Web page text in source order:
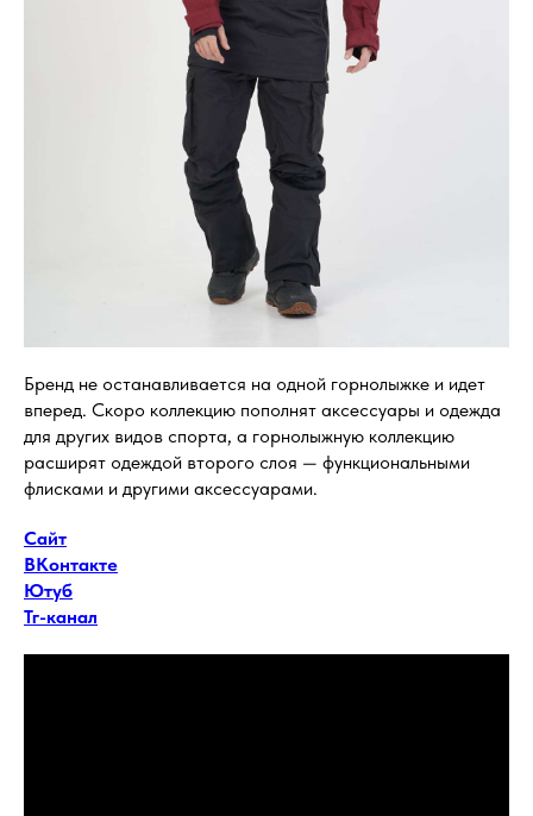
Бренд не останавливается на одной горнолыжке и идет
вперед. Скоро коллекцию пополнят аксессуары и одежда
для других видов спорта, а горнолыжную коллекцию
расширят одеждой второго слоя — функциональными
флисками и другими аксессуарами.
Сайт
ВКонтакте
Ютуб
Тг-канал